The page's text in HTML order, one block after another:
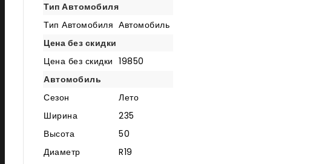
Тип Автомобиля
Тип Автомобиля Автомобиль
Цена без скидки
Цена без скидки 19850
Автомобиль
Сезон
Лето
Ширина
235
Высота
50
Диаметр
R19